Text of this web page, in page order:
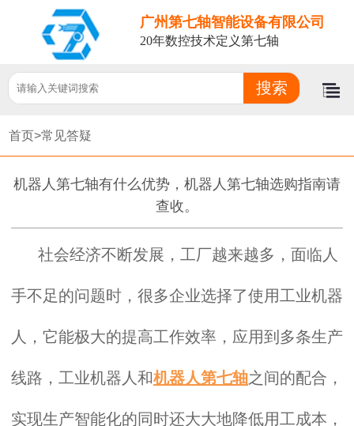
广州第七轴智能设备有限公司
20年数控技术定义第七轴
首页>常见答疑
机器人第七轴有什么优势，机器人第七轴选购指南请
查收。
社会经济不断发展，工厂越来越多，面临人
手不足的问题时，很多企业选择了使用工业机器
人，它能极大的提高工作效率，应用到多条生产
线路，工业机器人和机器人第七轴之间的配合，
实现生产智能化的同时还大大地降低用工成本，